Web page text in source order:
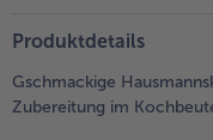
Produktdetails
Gschmackige
Zubereitung im